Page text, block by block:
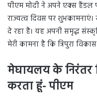
पीएम मोदी ने अपने एक्स हैंडल
राज्यत्व दिवस पर शुभकामनाएं।
दे रहा है। यह अपनी समृद्ध
मेरी कामना है कि त्रिपुरा
मेघायलय के निरंतर
करता हूं- पीएम